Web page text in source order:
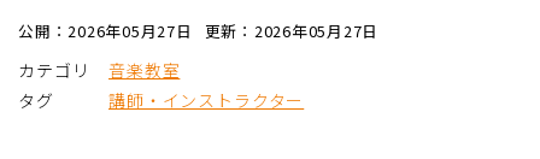
公開：2026年05月27日 更新：2026年05月27日
カテゴリ
音楽教室
タグ
講師・インストラクター